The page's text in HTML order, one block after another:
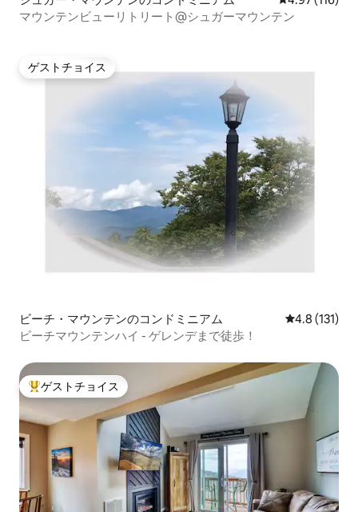
マウンテンビューリトリート@シュガーマウンテン
ゲストチョイス
ゲストチョイス
ビーチ・マウンテンのコンドミニアム レビュー131
4.8 (131)
ビーチマウンテンハイ - ゲレンデまで徒歩！
大好評のゲストチョイスです。
ゲストチョイス